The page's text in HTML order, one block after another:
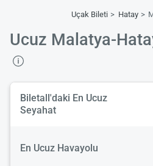
Uçak Bileti Hatay
Ucuz Malatya-
Biletall'daki En Ucuz
Seyahat
En Ucuz Havayolu